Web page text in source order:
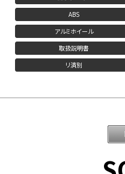
ABS
アルミホイール
取扱説明書
リ済別